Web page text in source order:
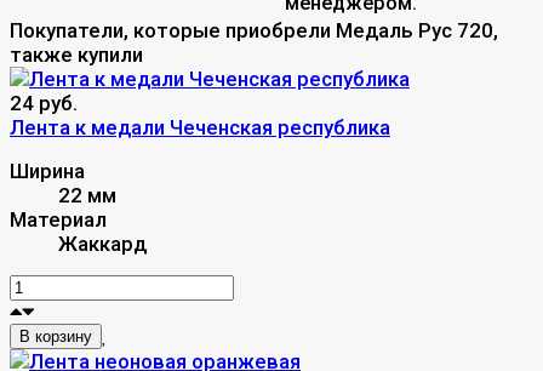
Покупатели, которые приобрели Медаль Рус 720,
также купили
24 руб.
Лента к медали Чеченская республика
Ширина
22 мм
Материал
Жаккард
В корзину